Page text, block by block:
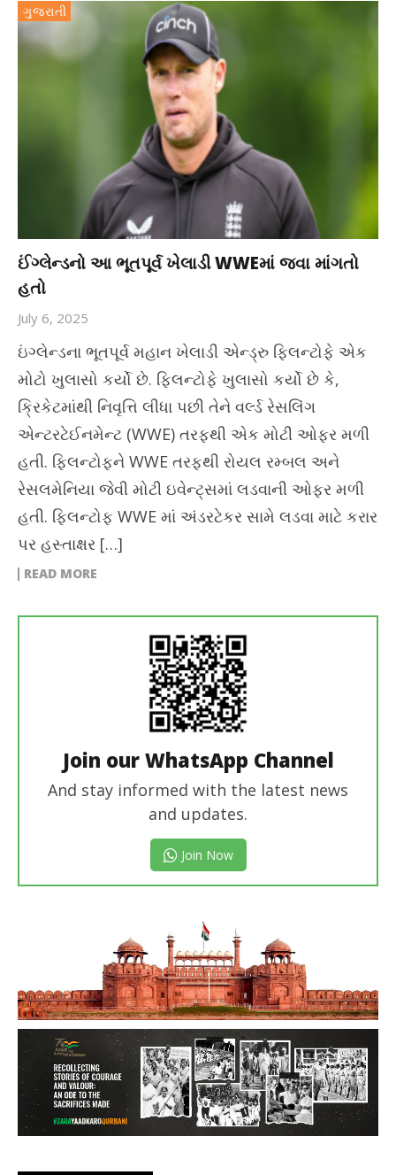
ગુજરાતી
ઈંગ્લેન્ડનો આ ભૂતપૂર્વ ખેલાડી WWEમાં જવા માંગતો
હતો
July 6, 2025
ઇંગ્લેન્ડના ભૂતપૂર્વ મહાન ખેલાડી એન્ડ્રુ ફ્લિન્ટોફે એક
મોટો ખુલાસો કર્યો છે. ફ્લિન્ટોફે ખુલાસો કર્યો છે કે,
ક્રિકેટમાંથી નિવૃત્તિ લીધા પછી તેને વર્લ્ડ રેસલિંગ
એન્ટરટેઈનમેન્ટ (WWE) તરફથી એક મોટી ઓફર મળી
હતી. ફ્લિન્ટોફને WWE તરફથી રોયલ રમ્બલ અને
રેસલમેનિયા જેવી મોટી ઇવેન્ટ્સમાં લડવાની ઓફર મળી
હતી. ફ્લિન્ટોફ WWE માં અંડરટેકર સામે લડવા માટે કરાર
પર હસ્તાક્ષર […]
READ MORE
Join our WhatsApp Channel
And stay informed with the latest news
and updates.
Join Now